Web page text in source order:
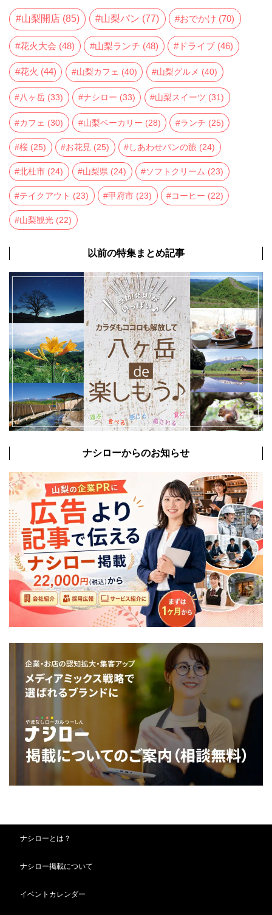
山梨開店 (85) 山梨パン (77) おでかけ (70)
花火大会 (48) 山梨ランチ (48) ドライブ (46)
花火 (44) 山梨カフェ (40) 山梨グルメ (40)
八ヶ岳 (33) ナシロー (33) 山梨スイーツ (31)
カフェ (30) 山梨ベーカリー (28) ランチ (25)
桜 (25) お花見 (25) しあわせパンの旅 (24)
北杜市 (24) 山梨県 (24) ソフトクリーム (23)
テイクアウト (23) 甲府市 (23) コーヒー (22)
山梨観光 (22)
以前の特集まとめ記事
ナシローからのお知らせ
ナシローとは？
ナシロー掲載について
イベントカレンダー